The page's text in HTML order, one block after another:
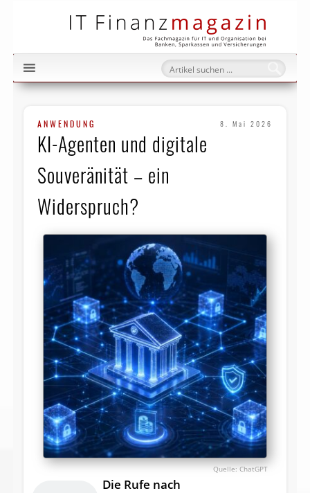
ANWENDUNG 8. Mai 2026
KI-Agenten und digitale
Souveränität – ein
Widerspruch?
ChatGPT
Die Rufe nach